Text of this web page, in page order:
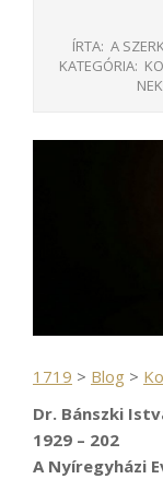
ÍRTA: A
KATEGÓRIA:
1719 > Blog >
Dr. Bánszki
1929 – 202
A Nyíregyházi